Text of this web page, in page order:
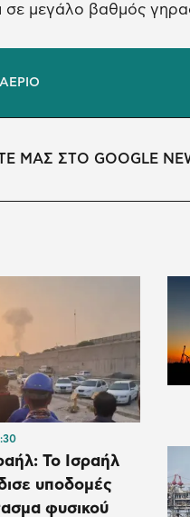
σε μεγάλο βαθμός
ΜΑΣ ΣΤΟ GOOGLE
Το Ισραήλ
υποδομές
φυσικού